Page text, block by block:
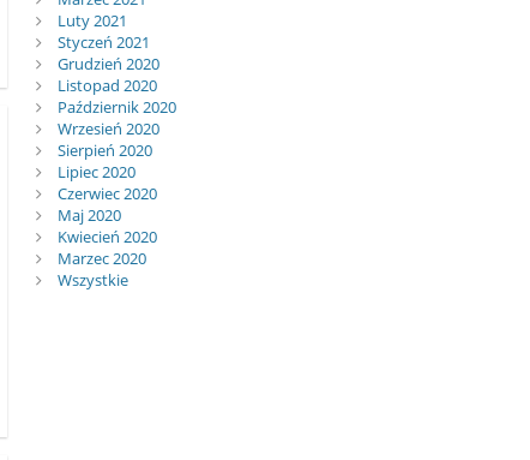
Luty 2021
Styczeń 2021
Grudzień 2020
Listopad 2020
Październik 2020
Wrzesień 2020
Sierpień 2020
Lipiec 2020
Czerwiec 2020
Maj 2020
Kwiecień 2020
Marzec 2020
Wszystkie